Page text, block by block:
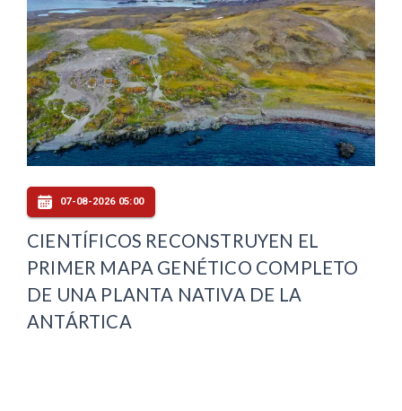
07-08-2026 05:00
CIENTÍFICOS RECONSTRUYEN EL
PRIMER MAPA GENÉTICO COMPLETO
DE UNA PLANTA NATIVA DE LA
ANTÁRTICA